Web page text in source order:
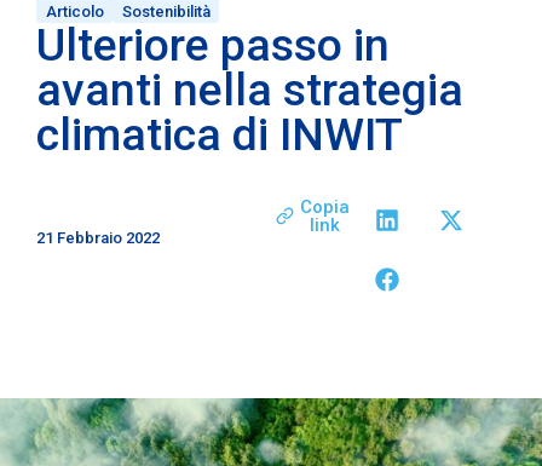
Articolo Sostenibilità
Ulteriore passo in
avanti nella strategia
climatica di INWIT
21 Febbraio 2022
Copia
link